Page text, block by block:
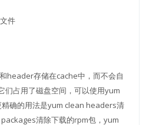
件
header存储在cache中，而不会自
们占用了磁盘空间，可以使用yum
确的用法是yum clean headers清
清除下载的rpm包，yum